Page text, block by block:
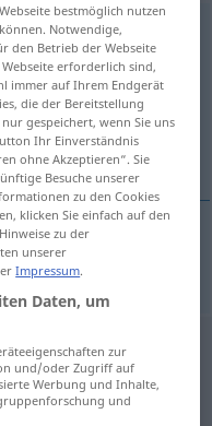
antippen)
bestmöglich nutzen
Notwendige,
den Betrieb der Webseite
erforderlich sind,
immer auf Ihrem Endgerät
die der Bereitstellung
gespeichert, wenn Sie uns
Ihr Einverständnis
ohne Akzeptieren“. Sie
Besuche unserer
zu den Cookies
klicken Sie einfach auf den
zu der
unserer
Impressum.
Daten, um
zur
und/oder Zugriff auf
Werbung und Inhalte,
und